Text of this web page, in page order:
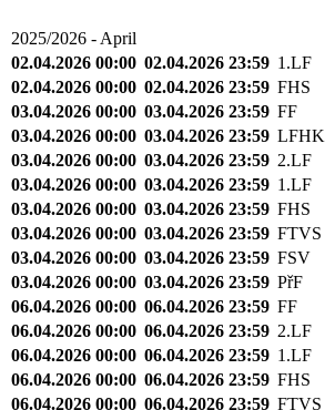
2025/2026 - April
02.04.2026 00:00 02.04.2026 23:59 1.LF
02.04.2026 00:00 02.04.2026 23:59 FHS
03.04.2026 00:00 03.04.2026 23:59 FF
03.04.2026 00:00 03.04.2026 23:59 LFHK
03.04.2026 00:00 03.04.2026 23:59 2.LF
03.04.2026 00:00 03.04.2026 23:59 1.LF
03.04.2026 00:00 03.04.2026 23:59 FHS
03.04.2026 00:00 03.04.2026 23:59 FTVS
03.04.2026 00:00 03.04.2026 23:59 FSV
03.04.2026 00:00 03.04.2026 23:59 PřF
06.04.2026 00:00 06.04.2026 23:59 FF
06.04.2026 00:00 06.04.2026 23:59 2.LF
06.04.2026 00:00 06.04.2026 23:59 1.LF
06.04.2026 00:00 06.04.2026 23:59 FHS
06.04.2026 00:00 06.04.2026 23:59 FTVS